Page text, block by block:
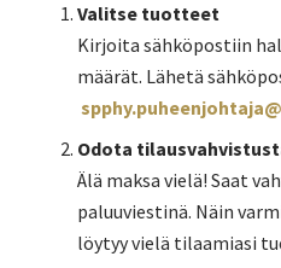
Valitse tuotteet
Kirjoita sähköpostiin
määrät. Lähetä
Odota
Älä maksa vielä! Saat
paluuviestinä. Näin
löytyy vielä tilaamiasi